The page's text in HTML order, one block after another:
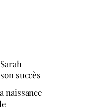
succès
naissance